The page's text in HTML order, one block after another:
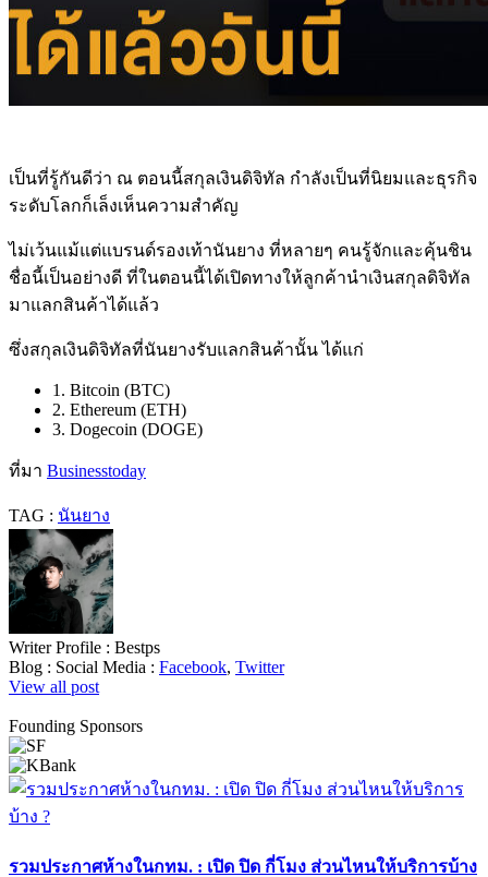
เป็นที่รู้กันดีว่า ณ ตอนนี้สกุลเงินดิจิทัล กำลังเป็นที่นิยมและธุรกิจ
ระดับโลกก็เล็งเห็นความสำคัญ
ไม่เว้นแม้แต่แบรนด์รองเท้านันยาง ที่หลายๆ คนรู้จักและคุ้นชิน
ชื่อนี้เป็นอย่างดี ที่ในตอนนี้ได้เปิดทางให้ลูกค้านำเงินสกุลดิจิทัล
มาแลกสินค้าได้แล้ว
ซึ่งสกุลเงินดิจิทัลที่นันยางรับแลกสินค้านั้น ได้แก่
1. Bitcoin (BTC)
2. Ethereum (ETH)
3. Dogecoin (DOGE)
ที่มา Businesstoday
TAG : นันยาง
Writer Profile : Bestps
Blog : Social Media : Facebook, Twitter
View all post
Founding Sponsors
รวมประกาศห้างในกทม. : เปิด ปิด กี่โมง ส่วนไหนให้บริการบ้าง